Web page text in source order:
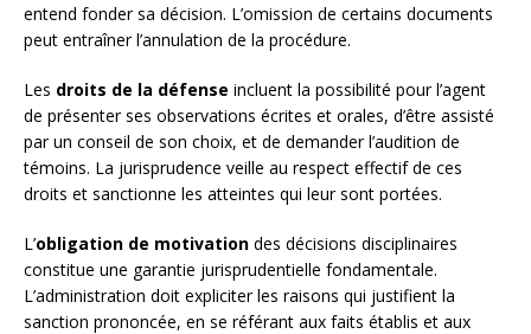
entend fonder sa décision. L’omission de certains documents
peut entraîner l’annulation de la procédure.
Les droits de la défense incluent la possibilité pour l’agent
de présenter ses observations écrites et orales, d’être assisté
par un conseil de son choix, et de demander l’audition de
témoins. La jurisprudence veille au respect effectif de ces
droits et sanctionne les atteintes qui leur sont portées.
L’obligation de motivation des décisions disciplinaires
constitue une garantie jurisprudentielle fondamentale.
L’administration doit expliciter les raisons qui justifient la
sanction prononcée, en se référant aux faits établis et aux